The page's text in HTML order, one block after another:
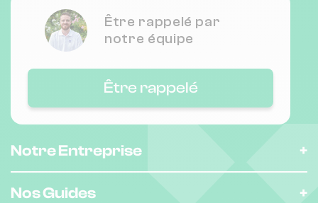
Être rappelé par
notre équipe
Être rappelé
Notre Entreprise
Nos Guides